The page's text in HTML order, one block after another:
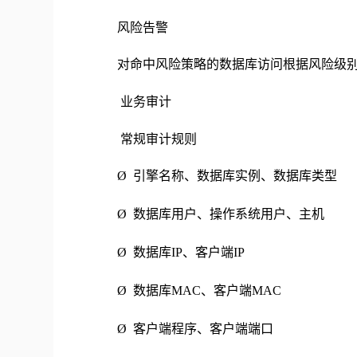
风险告警
对命中风险策略的数据库访问根据风险级
业务审计
常规审计规则
Ø 引擎名称、数据库实例、数据库类型
Ø 数据库用户、操作系统用户、主机
Ø 数据库IP、客户端IP
Ø 数据库MAC、客户端MAC
Ø 客户端程序、客户端端口